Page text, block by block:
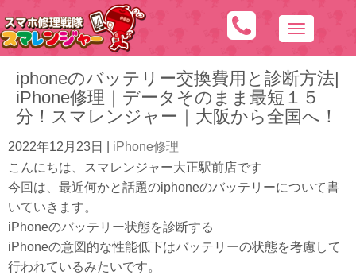
N
a
v
g
i
iphoneのバッテリー交換費用と診断方法|
iPhone修理｜データそのまま最短１５
分！スマレンジャー｜大阪から全国へ！
2022年12月23日
iPhone修理
こんにちは、スマレンジャー大正駅前店です
今回は、最近何かと話題のiphoneのバッテリーについて書
いていきます。
iPhoneのバッテリー状態を診断する
iPhoneの意図的な性能低下はバッテリーの状態を考慮して
行われているみたいです。